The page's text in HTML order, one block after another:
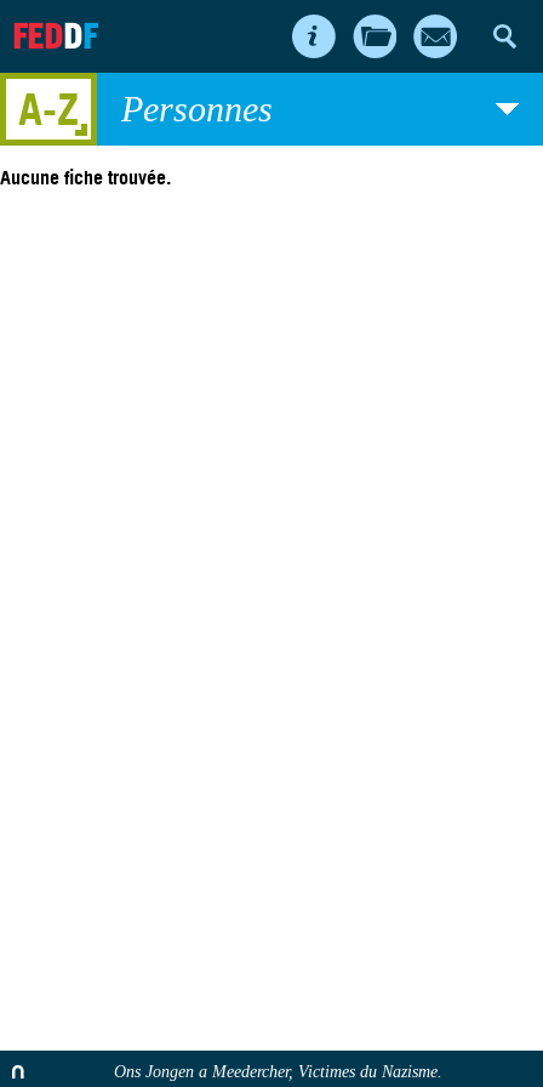
FEDDF
A-Z Personnes
Aucune fiche trouvée.
Ons Jongen a Meedercher, Victimes du Nazisme.